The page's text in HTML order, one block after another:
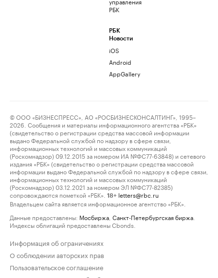
РБК
РБК
Новости
iOS
Android
AppGallery
© ООО «БИЗНЕСПРЕСС», АО «РОСБИЗНЕСКОНСАЛТИНГ», 1995–
2026. Сообщения и материалы информационного агентства «РБК»
(свидетельство о регистрации средства массовой информации
выдано Федеральной службой по надзору в сфере связи,
информационных технологий и массовых коммуникаций
(Роскомнадзор) 09.12.2015 за номером ИА №ФС77-63848) и сетевого
издания «РБК» (свидетельство о регистрации средства массовой
информации выдано Федеральной службой по надзору в сфере связи,
информационных технологий и массовых коммуникаций
(Роскомнадзор) 03.12.2021 за номером ЭЛ №ФС77-82385)
сопровождаются пометкой «РБК».
18+ letters@rbc.ru
Владельцем сайта является информационное агентство «РБК».
Данные предоставлены: Мосбиржа Санкт-Петербургская биржа
Индексы облигаций предоставлены Cbonds.
Информация об ограничениях
О соблюдении авторских прав
Пользовательское соглашение